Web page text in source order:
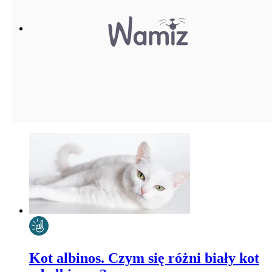
Kot albinos. Czym się różni biały kot